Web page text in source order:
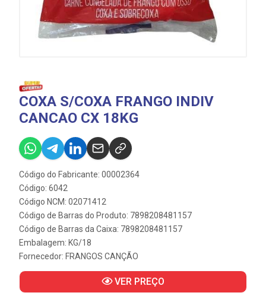
COXA S/COXA FRANGO INDIV
CANCAO CX 18KG
Código do Fabricante: 00002364
Código: 6042
Código NCM: 02071412
Código de Barras do Produto: 7898208481157
Código de Barras da Caixa: 7898208481157
Embalagem: KG/18
Fornecedor: FRANGOS CANÇÃO
VER PREÇO